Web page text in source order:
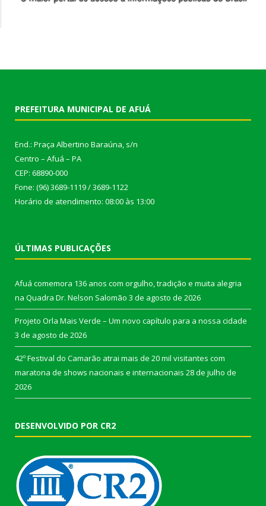
PREFEITURA MUNICIPAL DE AFUÁ
End.: Praça Albertino Baraúna, s/n
Centro – Afuá – PA
CEP: 68890-000
Fone: (96) 3689-1119 / 3689-1122
Horário de atendimento: 08:00 às 13:00
ÚLTIMAS PUBLICAÇÕES
Afuá comemora 136 anos com orgulho, tradição e muita alegria
na Quadra Dr. Nelson Salomão 3 de agosto de 2026
Projeto Orla Mais Verde – Um novo capítulo para a nossa cidade
3 de agosto de 2026
42º Festival do Camarão atrai mais de 20 mil visitantes com
maratona de shows nacionais e internacionais 28 de julho de
2026
DESENVOLVIDO POR CR2